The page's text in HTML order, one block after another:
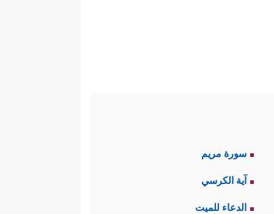
سورة مريم
آية الكرسي
الدعاء للميت